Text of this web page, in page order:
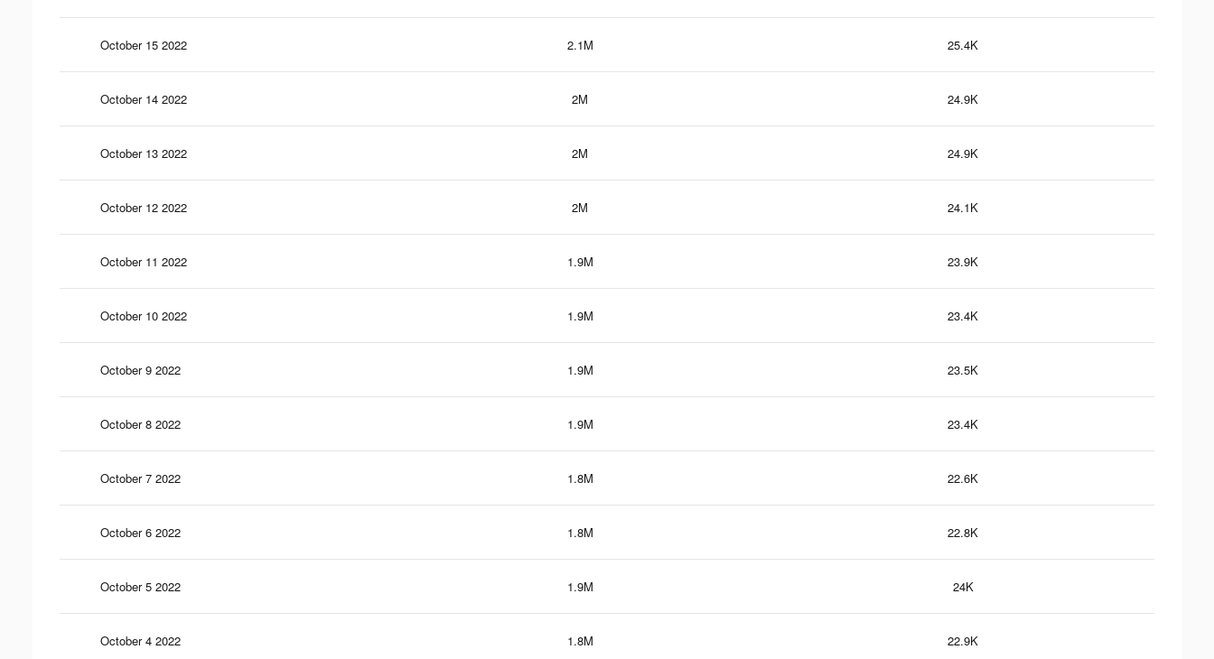
October 15 2022 2.1M 25.4K
October 14 2022 2M 24.9K
October 13 2022 2M 24.9K
October 12 2022 2M 24.1K
October 11 2022 1.9M 23.9K
October 10 2022 1.9M 23.4K
October 9 2022 1.9M 23.5K
October 8 2022 1.9M 23.4K
October 7 2022 1.8M 22.6K
October 6 2022 1.8M 22.8K
October 5 2022 1.9M 24K
October 4 2022 1.8M 22.9K